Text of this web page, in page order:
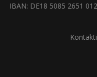
IBAN: DE18 5085 2651